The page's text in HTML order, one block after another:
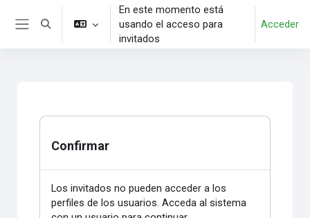
Salta al contenido principal
Selector de búsqueda de entrada
En este momento está
usando el acceso para
invitados
Acceder
Confirmar
Los invitados no pueden acceder a los
perfiles de los usuarios. Acceda al sistema